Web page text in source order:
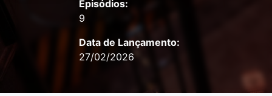
Episódios:
9
Data de Lançamento:
27/02/2026